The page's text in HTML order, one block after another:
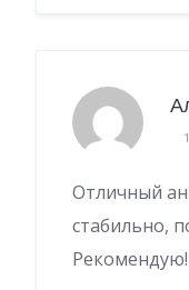
Отличный
стабильно,
Рекомендую!